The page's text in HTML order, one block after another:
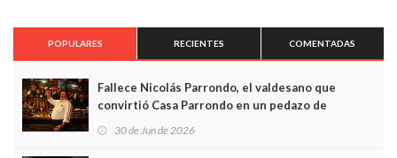
POPULARES RECIENTES COMENTADAS
Fallece Nicolás Parrondo, el valdesano que
convirtió Casa Parrondo en un pedazo de
Asturias en Madrid
30 de Jun de 2026